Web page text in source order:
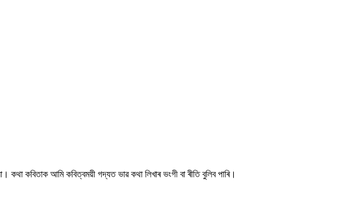
কবিতাক আমি কবিত্বময়ী গদ্যত ভাৱ কথা লিখাৰ ভংগী বা ৰীতি বুলিব পাৰি।